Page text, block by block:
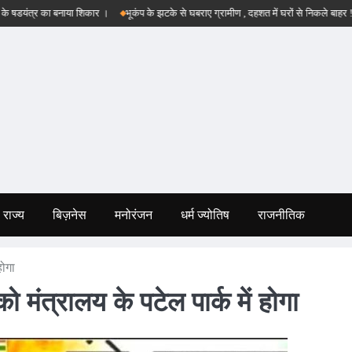
का बनाया शिकार । भूकंप के झटके से घबराए ग्रामीण , दहशत में घरों से निकले बाहर !
राज्य बिज़नेस मनोरंजन धर्म ज्योतिष राजनीतिक
मंत्रालय के पटेल पार्क में होगा